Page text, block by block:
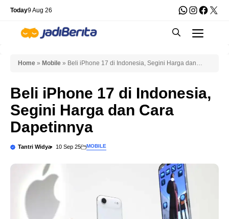
Skip
content
Today9 Aug 26 WhatsApp
X
Home » Mobile » Beli iPhone 17 di Indonesia, Segini Harga dan
Beli iPhone 17 di Indonesia,
Segini Harga dan Cara
Dapetinnya
Tantri Widya 10 Sep 25 MOBILE